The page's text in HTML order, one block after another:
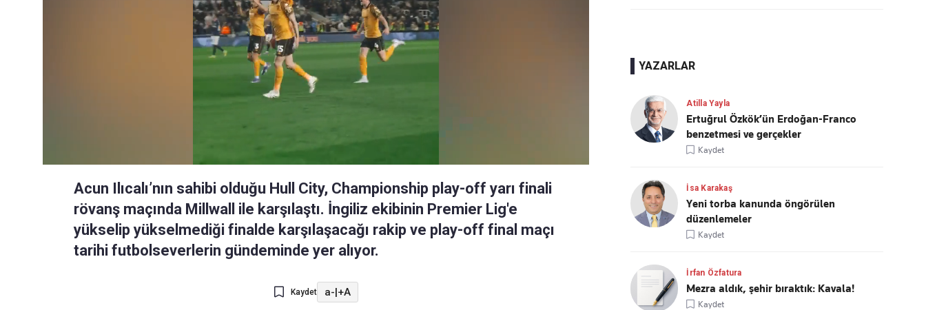
Acun Ilıcalı’nın sahibi olduğu Hull City, Championship play-off yarı finali
rövanş maçında Millwall ile karşılaştı. İngiliz ekibinin Premier Lig'e
yükselip yükselmediği finalde karşılaşacağı rakip ve play-off final maçı
tarihi futbolseverlerin gündeminde yer alıyor.
Kaydet a-|+A
YAZARLAR
Atilla Yayla
Ertuğrul Özkök’ün Erdoğan-Franco
benzetmesi ve gerçekler
Kaydet
İsa Karakaş
Yeni torba kanunda öngörülen
düzenlemeler
Kaydet
İrfan Özfatura
Mezra aldık, şehir bıraktık: Kavala!
Kaydet